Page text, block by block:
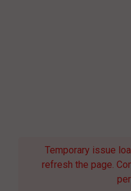
Temporary issue
refresh the page.